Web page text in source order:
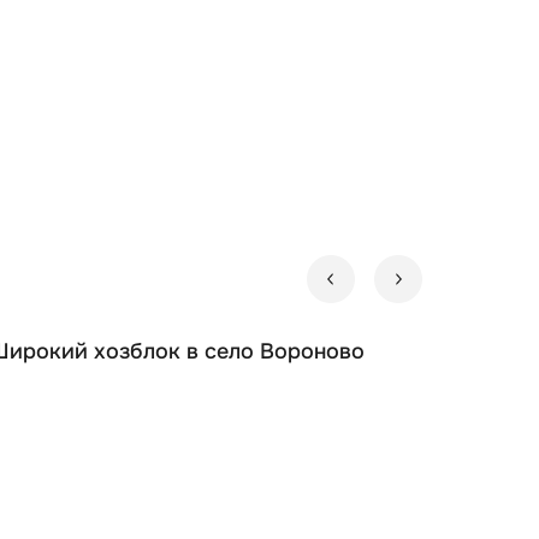
вторичном рынке.
рабочие инструменты и т.д.
хозблок в село Вороново